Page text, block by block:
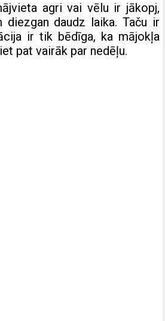
agri vai vēlu ir jākopj,
daudz laika. Taču ir
ir tik bēdīga, ka mājokļa
pat vairāk par nedēļu.